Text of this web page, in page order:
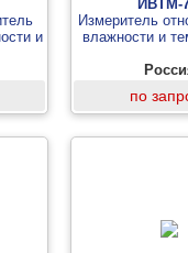
и
ИВТМ-
Измеритель
влажности и
по